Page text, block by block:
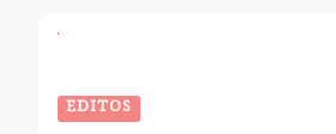
EDITOS